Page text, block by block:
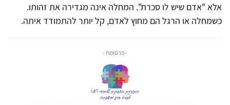
אלא "אדם שיש לו סכרת". המחלה אינה מגדירה את זהותו.
כשמחלה או הרגל הם מחוץ לאדם, קל יותר להתמודד איתה.
- פרסומת -